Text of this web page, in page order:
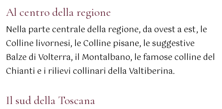
Al centro della regione
Nella parte centrale della regione, da ovest a est, le
Colline livornesi, le Colline pisane, le suggestive
Balze di Volterra, il Montalbano, le famose colline del
Chianti e i rilievi collinari della Valtiberina.
Il sud della Toscana